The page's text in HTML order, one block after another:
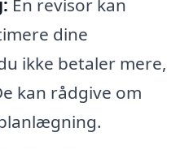
En revisor kan
dine
ikke betaler mere,
kan rådgive om